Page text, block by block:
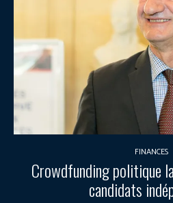
FINANCES
Crowdfunding politique
candidats